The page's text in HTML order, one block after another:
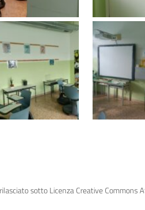
sotto Licenza Creative Commons